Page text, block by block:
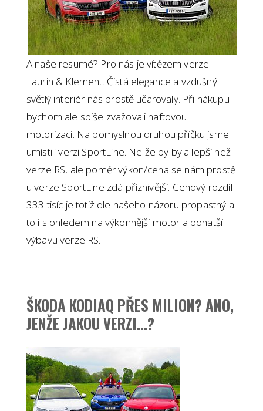
A naše resumé? Pro nás je vítězem verze
Laurin & Klement. Čistá elegance a vzdušný
světlý interiér nás prostě učarovaly. Při nákupu
bychom ale spíše zvažovali naftovou
motorizaci. Na pomyslnou druhou příčku jsme
umístili verzi SportLine. Ne že by byla lepší než
verze RS, ale poměr výkon/cena se nám prostě
u verze SportLine zdá příznivější. Cenový rozdíl
333 tisíc je totiž dle našeho názoru propastný a
to i s ohledem na výkonnější motor a bohatší
výbavu verze RS.
ŠKODA KODIAQ PŘES MILION? ANO,
JENŽE JAKOU VERZI…?